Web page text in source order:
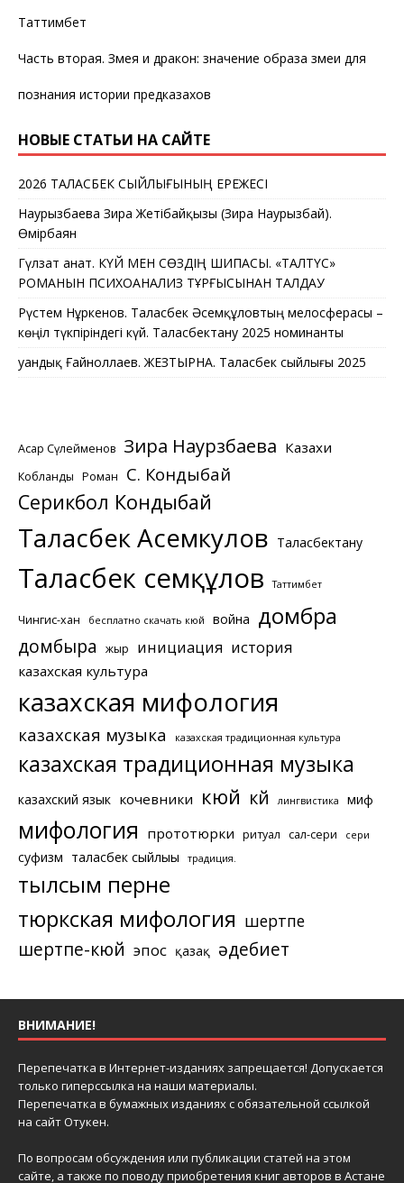
Таттимбет
Часть вторая. Змея и дракон: значение образа змеи для
познания истории предказахов
НОВЫЕ СТАТЬИ НА САЙТЕ
2026 ТАЛАСБЕК СЫЙЛЫҒЫНЫҢ ЕРЕЖЕСІ
Наурызбаева Зира Жетібайқызы (Зира Наурызбай).
Өмірбаян
Гүлзат Қанат. КҮЙ МЕН СӨЗДІҢ ШИПАСЫ. «ТАЛТҮС»
РОМАНЫН ПСИХОАНАЛИЗ ТҰРҒЫСЫНАН ТАЛДАУ
Рүстем Нұркенов. Таласбек Әсемқұловтың мелосферасы –
көңіл түкпіріндегі күй. Таласбектану 2025 номинанты
Қуандық Ғайноллаев. ЖЕЗТЫРНАҚ. Таласбек сыйлығы 2025
Асқар Сүлейменов Зира Наурзбаева Казахи
Кобланды Роман С. Кондыбай
Серикбол Кондыбай
Таласбек Асемкулов Таласбектану
Таласбек Әсемқұлов Таттимбет
Чингис-хан бесплатно скачать кюй война домбра
домбыра жыр инициация история
казахская культура
казахская мифология
казахская музыка казахская традиционная культура
казахская традиционная музыка
казахский язык кочевники кюй күй лингвистика миф
мифология прототюрки ритуал сал-сери сери
суфизм таласбек сыйлығы традиция.
тылсым перне
тюркская мифология шертпе
шертпе-кюй эпос қазақ әдебиет
ВНИМАНИЕ!
Перепечатка в Интернет-изданиях запрещается! Допускается
только гиперссылка на наши материалы.
Перепечатка в бумажных изданиях с обязательной ссылкой
на сайт Отукен.
По вопросам обсуждения или публикации статей на этом
сайте, а также по поводу приобретения книг авторов в Астане